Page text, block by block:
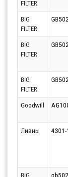
FILTER
BIG
FILTER
GB502
BIG
FILTER
GB502
BIG
FILTER
Goodwill
Ливны
BIG
gb502